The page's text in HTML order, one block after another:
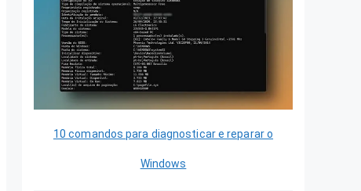
10 comandos para diagnosticar e reparar o
Windows